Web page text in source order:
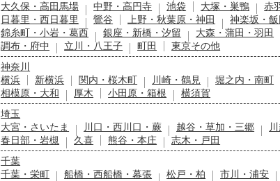
大久保・高田馬場
中野・高円寺 池袋 大塚・巣鴨
赤
日暮里・西日暮里
鶯谷 上野・秋葉原・神田 神楽坂・
錦糸町・小岩・葛西
銀座・新橋・汐留 大森・蒲田・羽田
調布・府中
立川・八王子 町田
東京その他
神奈川
横浜
新横浜 関内・桜木町 川崎・鶴見 堀之内・南町
相模原・大和
厚木 小田原・箱根
横須賀
埼玉
大宮・さいたま
川口・西川口・蕨 越谷・草加・三郷
春日部・岩槻
久喜 熊谷・本庄
志木・戸田
千葉
千葉・栄町
船橋・西船橋・幕張 松戸・柏 市川・浦安